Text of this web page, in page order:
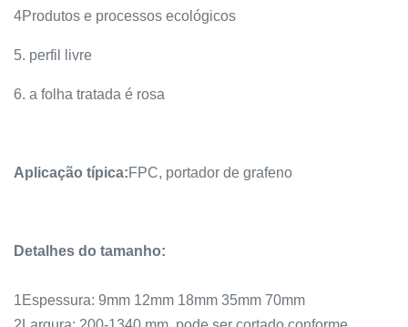
4Produtos e processos ecológicos
5. perfil livre
6. a folha tratada é rosa
Aplicação típica:FPC, portador de grafeno
Detalhes do tamanho:
1Espessura: 9mm 12mm 18mm 35mm 70mm